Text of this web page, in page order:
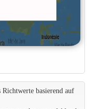
basierend auf